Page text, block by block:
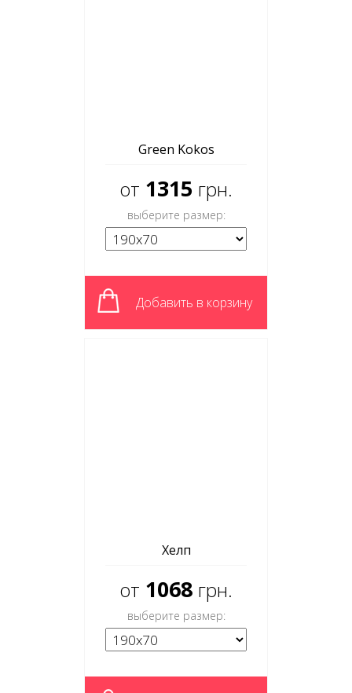
Green Kokos
от 1315 грн.
выберите размер:
Добавить в корзину
Хелп
от 1068 грн.
выберите размер: